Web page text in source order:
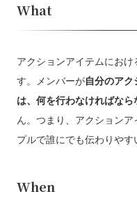
What
アクションアイテムにおけ
す。メンバーが自分のア
は、何を行わなければなら
ん。つまり、アクション
プルで誰にでも伝わりやす
When